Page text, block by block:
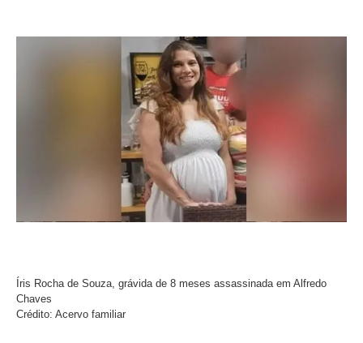
Íris Rocha de Souza, grávida de 8 meses assassinada em Alfredo
Chaves
Crédito: Acervo familiar